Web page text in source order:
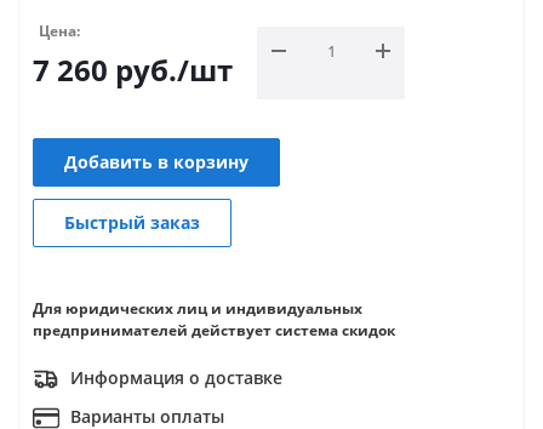
Цена:
7 260 руб./шт
Добавить в корзину
Быстрый заказ
Для юридических лиц и индивидуальных
предпринимателей действует система скидок
Информация о доставке
Варианты оплаты